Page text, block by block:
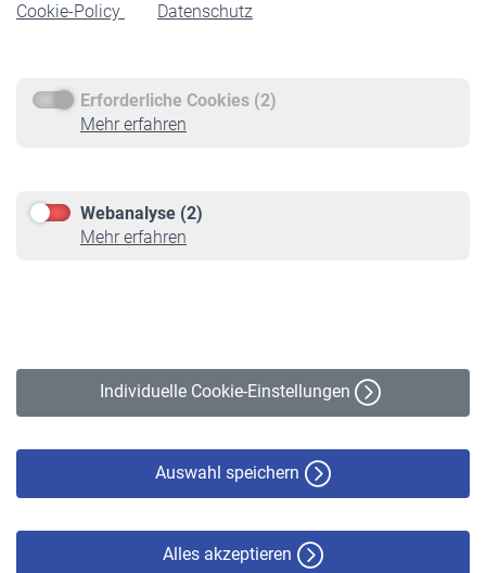
Cookie-Policy
Datenschutz
Erforderliche Cookies (2)
Mehr erfahren
Webanalyse (2)
Mehr erfahren
Individuelle Cookie-Einstellungen
Auswahl speichern
Alles akzeptieren
Rente beantragen
Service
Informationen
Online-Rechner
VBLnewsletter
Erklärung zur Barrierefreiheit